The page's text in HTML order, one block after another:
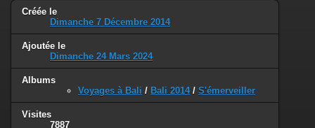
Créée le
Dimanche 7 Décembre 2014
Ajoutée le
Dimanche 24 Mars 2024
Albums
Voyages à Bali / Bali 2014/ S'émerveiller
Visites
7887